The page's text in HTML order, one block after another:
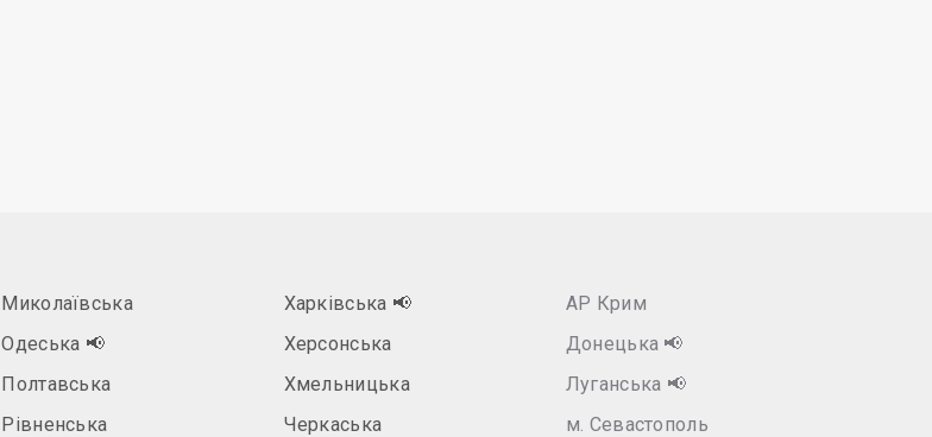
Миколаївська
Одеська 📢
Полтавська
Рівненська
Харківська 📢
Херсонська
Хмельницька
Черкаська
АР Крим
Донецька 📢
Луганська 📢
м. Севастополь